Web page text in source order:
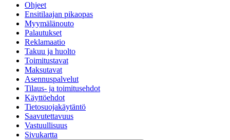
Ohjeet
Ensitilaajan pikaopas
Myymälänouto
Palautukset
Reklamaatio
Takuu ja huolto
Toimitustavat
Maksutavat
Asennuspalvelut
Tilaus- ja toimitusehdot
Käyttöehdot
Tietosuojakäytäntö
Saavutettavuus
Vastuullisuus
Sivukartta